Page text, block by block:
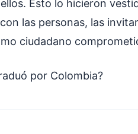
Esto lo hicieron
las personas, las
ciudadano
por Colombia?